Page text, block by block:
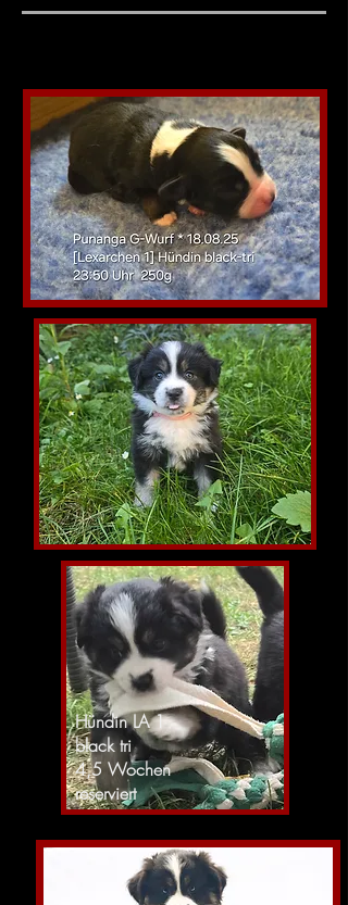
Hündin LA 1
black tri
4,5 Wochen
reserviert